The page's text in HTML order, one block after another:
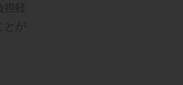
担軽
とが